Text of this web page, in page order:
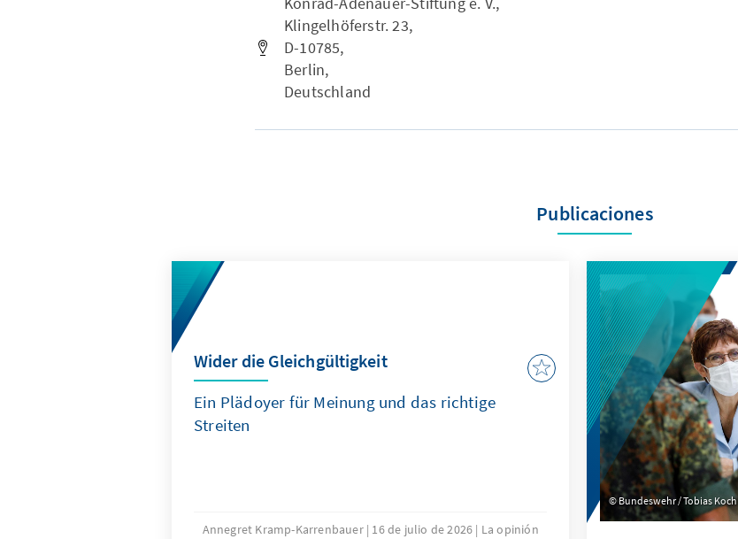
Klingelhöferstr. 23,
D-10785,
Berlin,
Deutschland
Publicaciones
Wider die Gleichgültigkeit
Ein Plädoyer für Meinung und das richtige
Streiten
Annegret Kramp-Karrenbauer 16 de julio de 2026
La opinión
Bundeswehr / Tobias Koch